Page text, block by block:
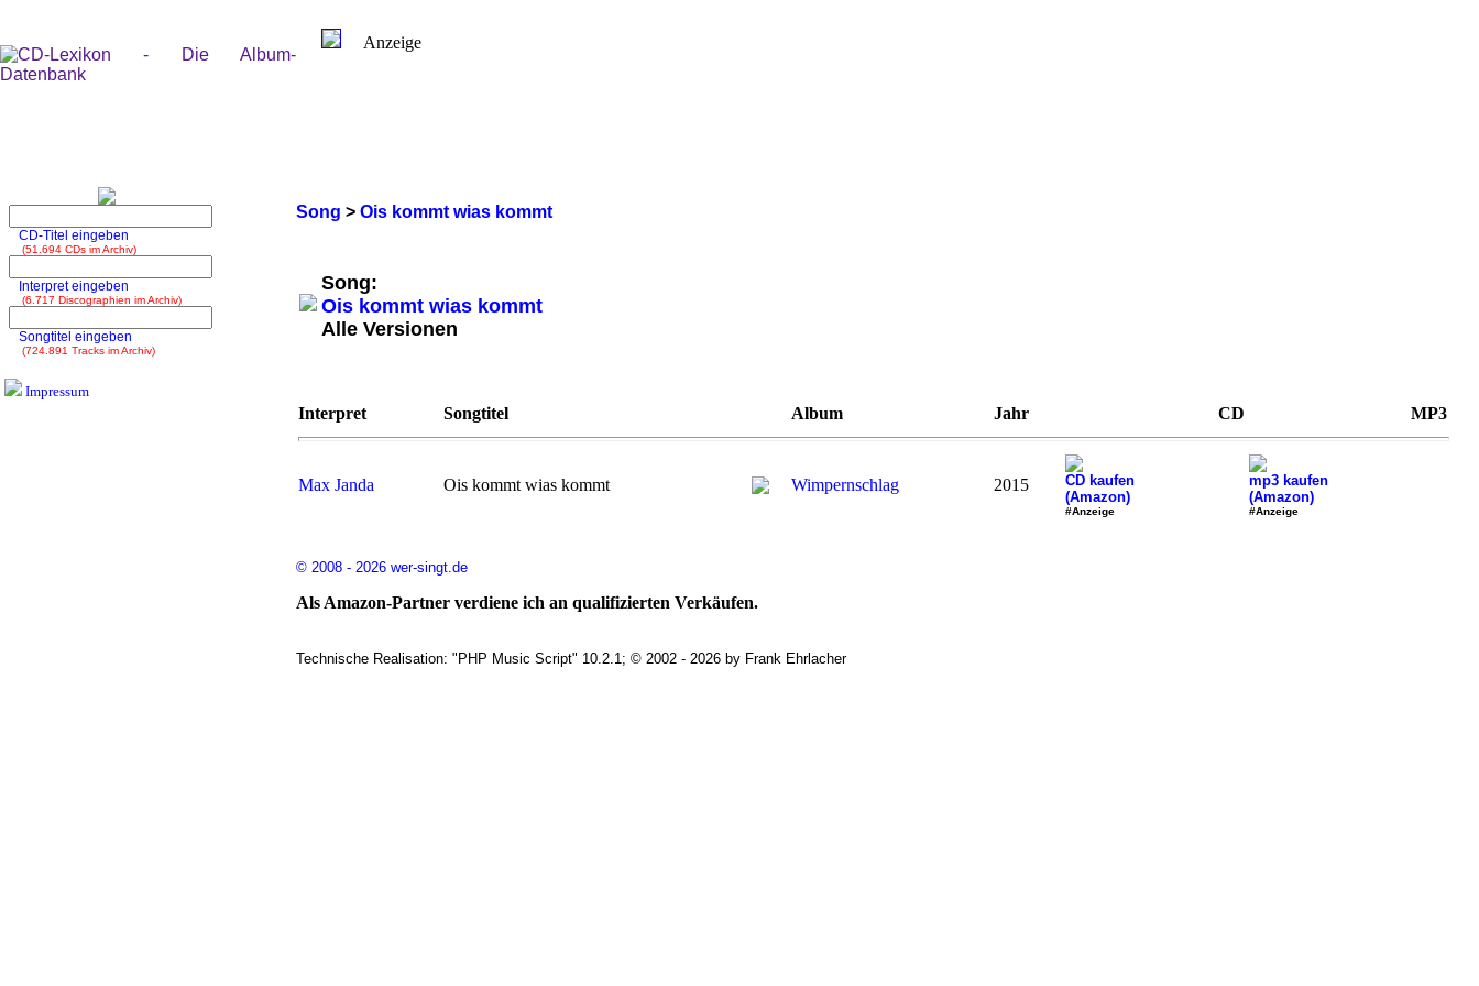
Song > Ois kommt wias kommt
Song:
Ois kommt wias kommt
Alle Versionen
Interpret Songtitel Album Jahr CD MP3
Max Janda Ois kommt wias kommt Wimpernschlag 2015
CD kaufen
(Amazon)
#Anzeige
mp3 kaufen
(Amazon)
#Anzeige
© 2008 - 2026 wer-singt.de
Als Amazon-Partner verdiene ich an qualifizierten Verkäufen.
Technische Realisation: "PHP Music Script" 10.2.1; © 2002 - 2026 by Frank Ehrlacher
Anzeige
CD-Titel eingeben
(51.694 CDs im Archiv)
Interpret eingeben
(6.717 Discographien im Archiv)
Songtitel eingeben
(724.891 Tracks im Archiv)
Impressum